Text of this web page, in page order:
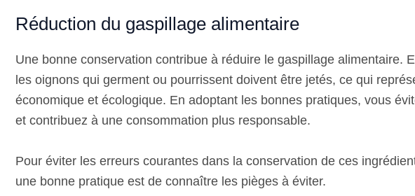
Réduction du gaspillage alimentaire
Une bonne conservation contribue à réduire le gaspillage alimentaire.
les oignons qui germent ou pourrissent doivent être jetés, ce qui
économique et écologique. En adoptant les bonnes pratiques, vous
et contribuez à une consommation plus responsable.
Pour éviter les erreurs courantes dans la conservation de ces
une bonne pratique est de connaître les pièges à éviter.